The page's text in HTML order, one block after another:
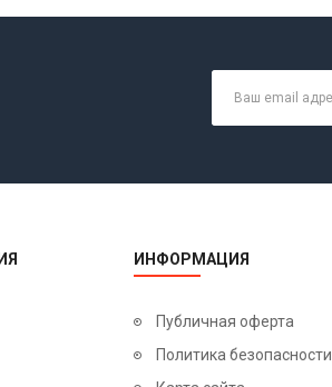
ИНФОРМАЦИЯ
Публичная оферта
Политика безопасности